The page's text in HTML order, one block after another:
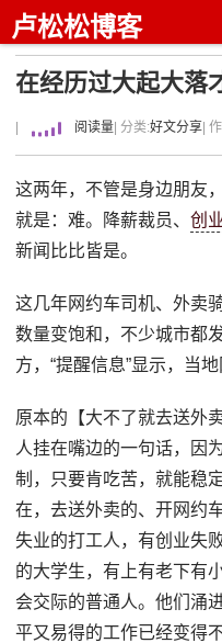
卢松松博客
在经历过大起大落
阅读量 | 分类:好文分享 |
这两年，不管是身边朋友
就是：难。降薪裁员、创
新闻比比皆是。
这几年网约车司机、外卖
数量变饱和，不少城市都
方，“提醒信息”显示，当
原本的【大不了就去送外
人挂在嘴边的一句话，因
制，只要肯吃苦，就能稳
在，去送外卖的、开网约
失业的打工人，有创业失
的大学生，有上有老下有
会交际的普通人。他们涌
平又易得的工作已经变得